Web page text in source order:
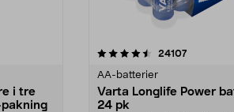
i tre
24107
AA-batterier
Varta Longlife Power
24 pk
4.5av 5 stjerner